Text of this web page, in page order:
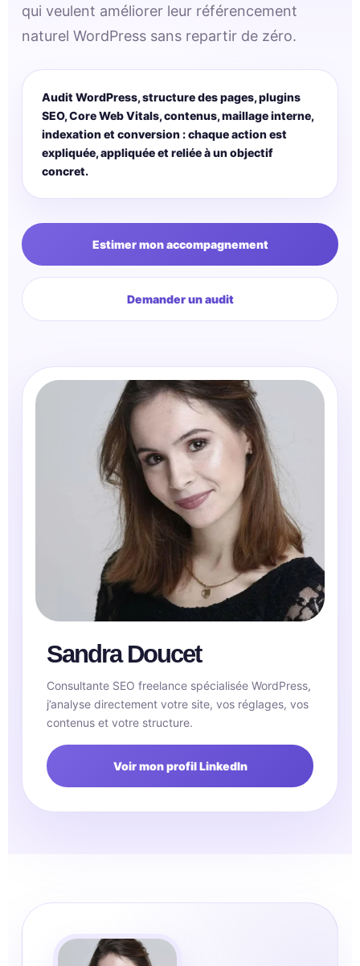
qui veulent améliorer leur référencement
naturel WordPress sans repartir de zéro.
Audit WordPress, structure des pages, plugins
SEO, Core Web Vitals, contenus, maillage interne,
indexation et conversion : chaque action est
expliquée, appliquée et reliée à un objectif
concret.
Estimer mon accompagnement
Demander un audit
Sandra Doucet
Consultante SEO freelance spécialisée WordPress,
j’analyse directement votre site, vos réglages, vos
contenus et votre structure.
Voir mon profil LinkedIn